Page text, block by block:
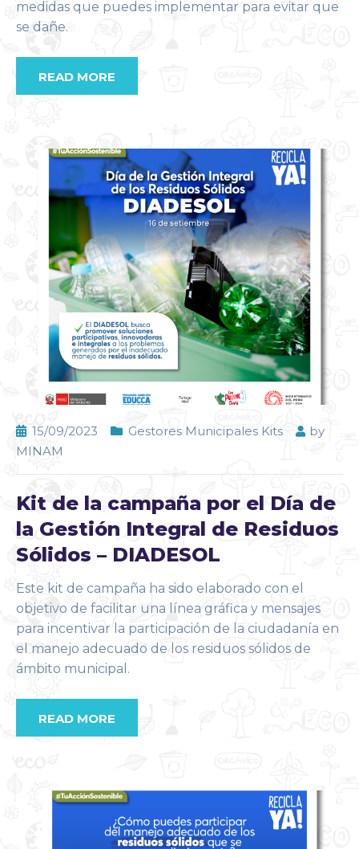
medidas que puedes implementar para evitar que
se dañe.
READ MORE
15/09/2023 Gestores Municipales Kits
by
MINAM
Kit de la campaña por el Día de
la Gestión Integral de Residuos
Sólidos – DIADESOL
Este kit de campaña ha sido elaborado con el
objetivo de facilitar una línea gráfica y mensajes
para incentivar la participación de la ciudadanía en
el manejo adecuado de los residuos sólidos de
ámbito municipal.
READ MORE